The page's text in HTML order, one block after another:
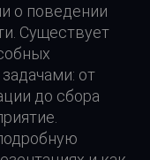
о поведении
Существует
от
до сбора